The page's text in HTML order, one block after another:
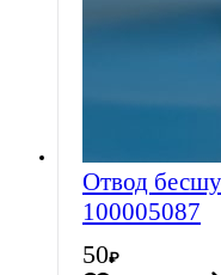
Отвод
100005087
50₽